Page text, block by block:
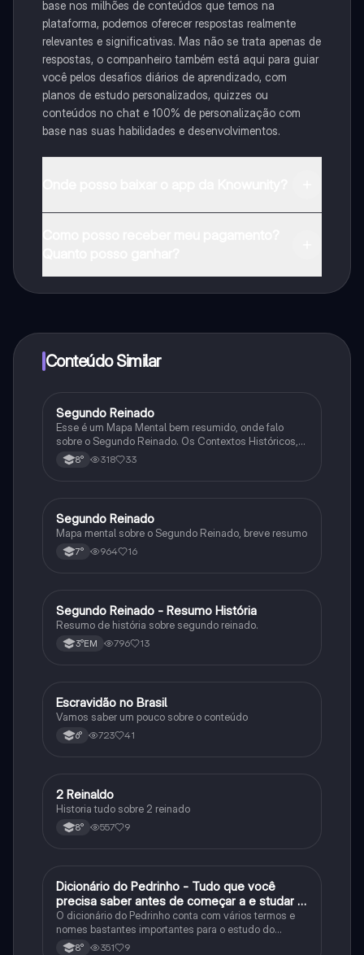
base nos milhões de conteúdos que temos na
plataforma, podemos oferecer respostas realmente
relevantes e significativas. Mas não se trata apenas de
respostas, o companheiro também está aqui para guiar
você pelos desafios diários de aprendizado, com
planos de estudo personalizados, quizzes ou
conteúdos no chat e 100% de personalização com
base nas suas habilidades e desenvolvimentos.
Conteúdo Similar
História
Segundo Reinado
Esse é um Mapa Mental bem resumido, onde falo
sobre o Segundo Reinado. Os Contextos Históricos,
Monarquia, Aspectos Políticos, Economia, Sociedade,
Cultura, Conflitos e Crises e Proclamação da
8° 318 33
História
Segundo Reinado
Mapa mental sobre o Segundo Reinado, breve resumo
7° 964 16
História
Segundo Reinado - Resumo História
Resumo de história sobre segundo reinado.
3°EM 796 13
História
Escravidão no Brasil
Vamos saber um pouco sobre o conteúdo
6° 723 41
História
2 Reinaldo
Historia tudo sobre 2 reinado
8° 557 9
História
Dicionário do Pedrinho - Tudo que você
precisa saber antes de começar a e studar o
segundo reinado!
O dicionário do Pedrinho conta com vários termos e
nomes bastantes importantes para o estudo do
segundo reinado e muito mais.
8° 351 9